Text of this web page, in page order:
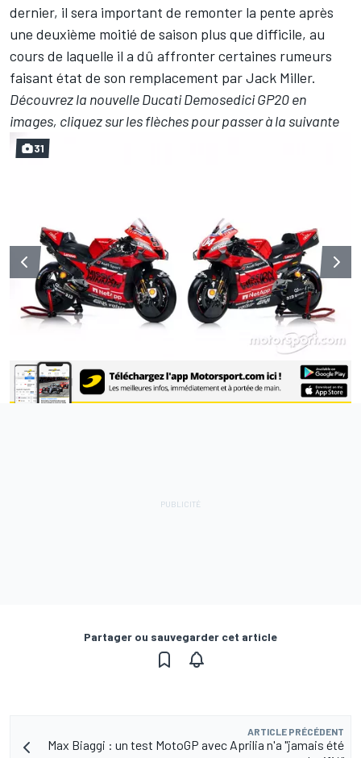
dernier, il sera important de remonter la pente après
une deuxième moitié de saison plus que difficile, au
cours de laquelle il a dû affronter certaines rumeurs
faisant état de son remplacement par Jack Miller.
Découvrez la nouvelle Ducati Demosedici GP20 en
images, cliquez sur les flèches pour passer à la suivante
31
Partager ou sauvegarder cet article
ARTICLE PRÉCÉDENT
Max Biaggi : un test MotoGP avec Aprilia n'a "jamais été